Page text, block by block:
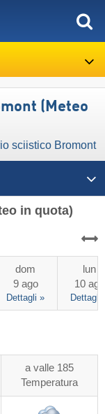
(Meteo
sciistico Bromont
in quota)
dom
9 ago
Dettagli »
lun
10 ago
Dettagli
a valle 185
Temperatura